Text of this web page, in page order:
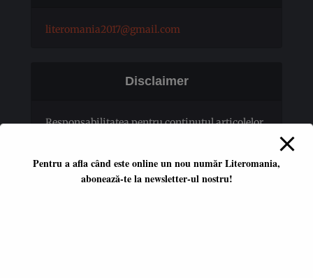
literomania2017@gmail.com
Disclaimer
Responsabilitatea pentru conţinutul articolelor
Pentru a afla când este online un nou număr Literomania,
abonează-te la newsletter-ul nostru!